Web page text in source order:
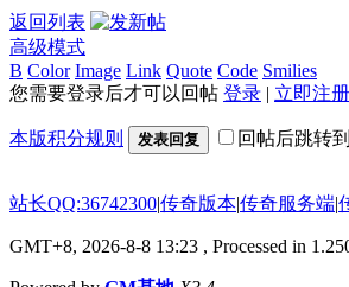
返回列表
高级模式
B Color Image Link Quote Code Smilies
您需要登录后才可以回帖 登录 | 立即注册
本版积分规则 发表回复 回帖后跳转
站长QQ:36742300|传奇版本|传奇服务端|
GMT+8, 2026-8-8 13:23 , Processed in